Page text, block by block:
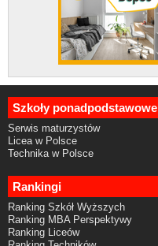
Szkoły ponadpodstawowe
Serwis maturzystów
Licea w Polsce
Technika w Polsce
Rankingi
Ranking Szkół Wyższych
Ranking MBA Perspektywy
Ranking Liceów